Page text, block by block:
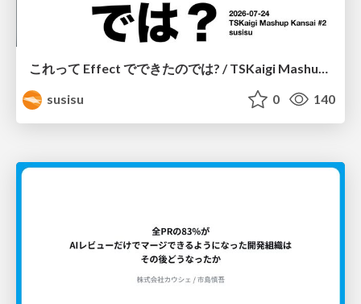
これって Effect でできたのでは? / TSKaigi Mashup Kansai #2
susisu
0 140